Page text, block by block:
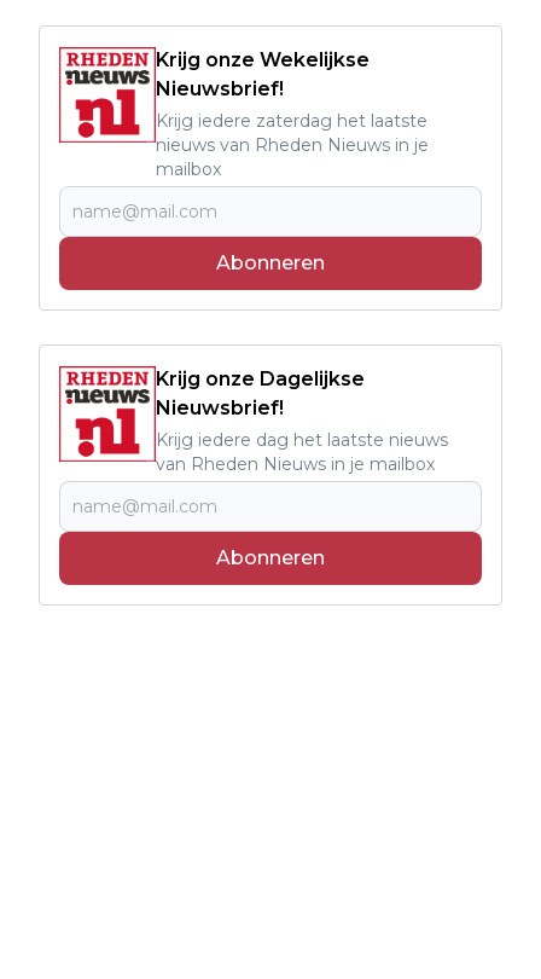
Krijg onze Wekelijkse
Nieuwsbrief!
Krijg iedere zaterdag het laatste
nieuws van Rheden Nieuws in je
mailbox
Abonneren
Krijg onze Dagelijkse
Nieuwsbrief!
Krijg iedere dag het laatste nieuws
van Rheden Nieuws in je mailbox
Abonneren